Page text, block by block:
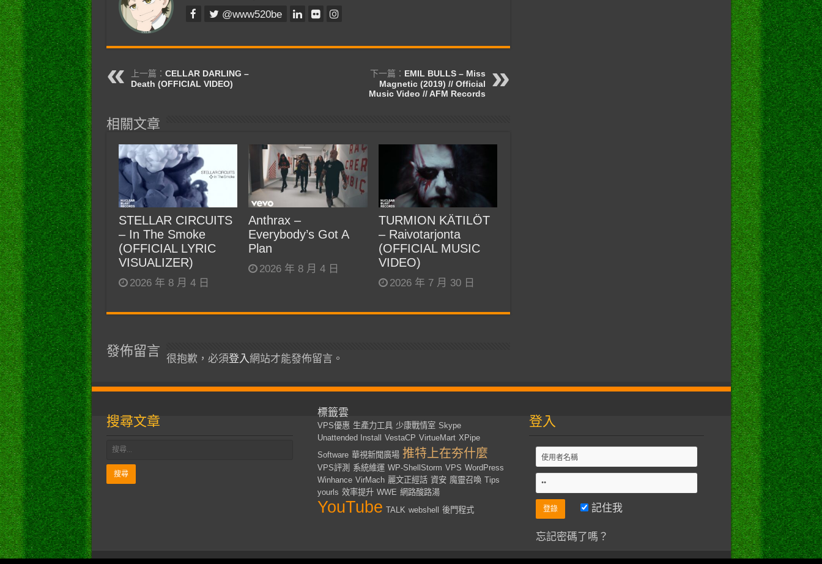
@www520be
上一篇： CELLAR DARLING –
Death (OFFICIAL VIDEO)
下一篇： EMIL BULLS – Miss
Magnetic (2019) // Official
Music Video // AFM Records
相關文章
STELLAR CIRCUITS
– In The Smoke
(OFFICIAL LYRIC
VISUALIZER)
2026 年 8 月 4 日
Anthrax –
Everybody’s Got A
Plan
2026 年 8 月 4 日
TURMION KÄTILÖT
– Raivotarjonta
(OFFICIAL MUSIC
VIDEO)
2026 年 7 月 30 日
發佈留言
很抱歉，必須登入網站才能發佈留言。
搜尋文章
標籤雲
VPS優惠 生產力工具 少康戰情室 Skype
Unattended Install
VestaCP VirtueMart XPipe
Software 華視新聞廣場 推特上在夯什麼
VPS評測 系統維運 WP-ShellStorm VPS WordPress
Winhance VirMach 麗文正經話 資安 魔靈召喚 Tips
yourls 效率提升 WWE 網路酸路湯
YouTube TALK webshell 後門程式
登入
記住我
忘記密碼了嗎？